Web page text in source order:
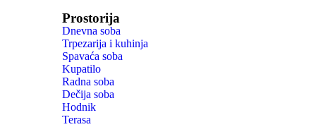
Prostorija
Dnevna soba
Trpezarija i kuhinja
Spavaća soba
Kupatilo
Radna soba
Dečija soba
Hodnik
Terasa